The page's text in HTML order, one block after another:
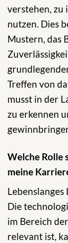
verstehen, zu
nutzen. Dies
Mustern, das
Treffen von
musst in der
zu erkennen
Welche Rolle
meine
Die
im Bereich
relevant ist,